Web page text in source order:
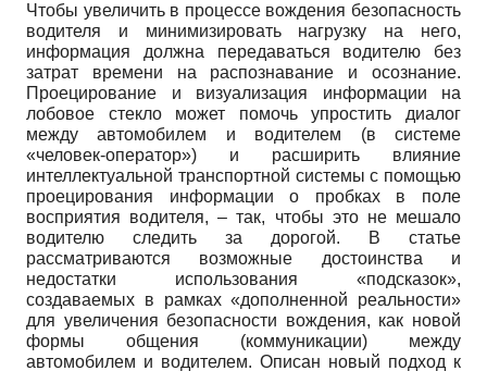
Чтобы увеличить в процессе вождения безопасность
водителя и минимизировать нагрузку на него,
информация должна передаваться водителю без
затрат времени на распознавание и осознание.
Проецирование и визуализация информации на
лобовое стекло может помочь упростить диалог
между автомобилем и водителем (в системе
«человек-оператор») и расширить влияние
интеллектуальной транспортной системы с помощью
проецирования информации о пробках в поле
восприятия водителя, – так, чтобы это не мешало
водителю следить за дорогой. В статье
рассматриваются возможные достоинства и
недостатки использования «подсказок»,
создаваемых в рамках «дополненной реальности»
для увеличения безопасности вождения, как новой
формы общения (коммуникации) между
автомобилем и водителем. Описан новый подход к